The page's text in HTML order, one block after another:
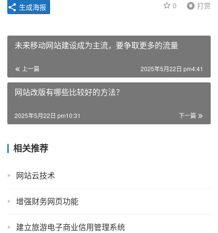
0 打赏
生成海报
未来移动网站建设成为主流，要争取更多的流量
上一篇 2025年5月22日 pm4:41
网站改版有哪些比较好的方法？
下一篇
2025年5月22日 pm10:31
相关推荐
网站云技术
增强财务网页功能
建立旅游电子商业信用管理系统